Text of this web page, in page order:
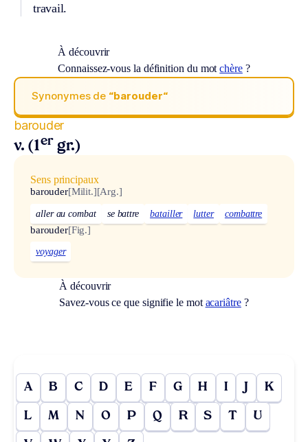
travail.
À découvrir
Connaissez-vous la définition du motchère?
Synonymes de “barouder“
barouder
v. (1er gr.)
Sens principaux
barouder[Milit.][Arg.]
aller au combat se battre batailler lutter combattre
barouder[Fig.]
voyager
À découvrir
Savez-vous ce que signifie le motacariâtre?
A B C D E F G H I J K
L M N O P Q R S T U